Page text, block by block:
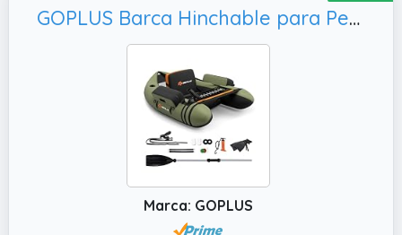
GOPLUS Barca Hinchable para Pesca, Carga 150 kg (Verde)
Marca: GOPLUS